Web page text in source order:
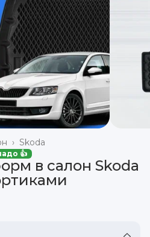
Skoda
›
👍
в салон Skoda